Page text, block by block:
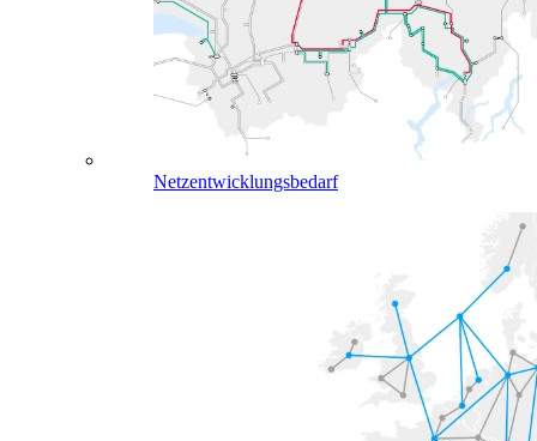
Netzentwicklungsbedarf